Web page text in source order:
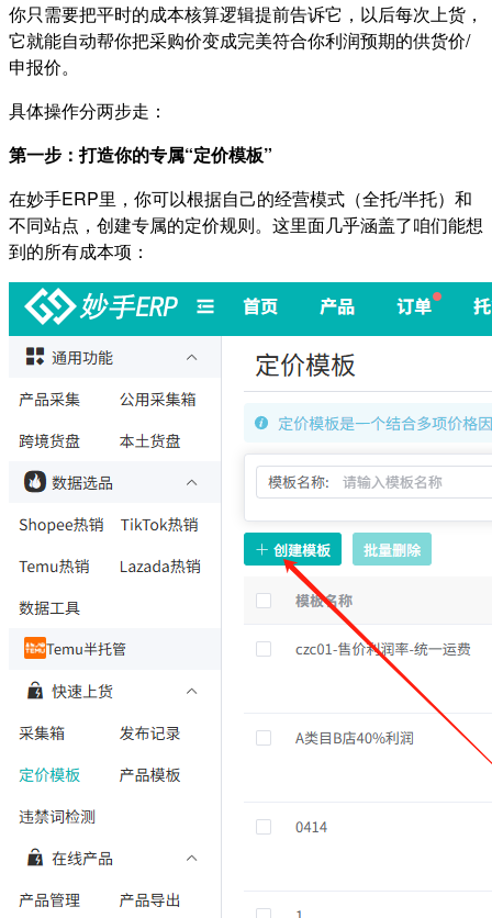
你只需要把平时的成本核算逻辑提前告诉它，以后每次上货，
它就能自动帮你把采购价变成完美符合你利润预期的供货价/
申报价。
具体操作分两步走：
第一步：打造你的专属“定价模板”
在妙手ERP里，你可以根据自己的经营模式（全托/半托）和
不同站点，创建专属的定价规则。这里面几乎涵盖了咱们能想
到的所有成本项：